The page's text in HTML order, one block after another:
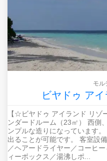
モル
ビヤドゥ ア
【☆ビヤドゥ アイランド リ
ンダードルーム（23㎡） 西側
ンプルな造りになっています
出ることが可能です。 客室設
／ヘアードライヤー／コーヒ
ィーボックス／湯沸しポ...